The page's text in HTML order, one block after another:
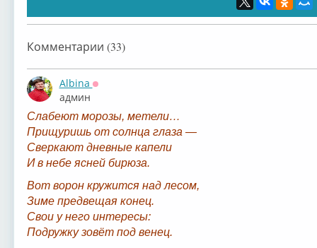
Комментарии (33)
Albina
Оффлайн
админ
Слабеют морозы, метели…
Прищуришь от солнца глаза —
Сверкают дневные капели
И в небе ясней бирюза.
Вот ворон кружится над лесом,
Зиме предвещая конец.
Свои у него интересы:
Подружку зовёт под венец.